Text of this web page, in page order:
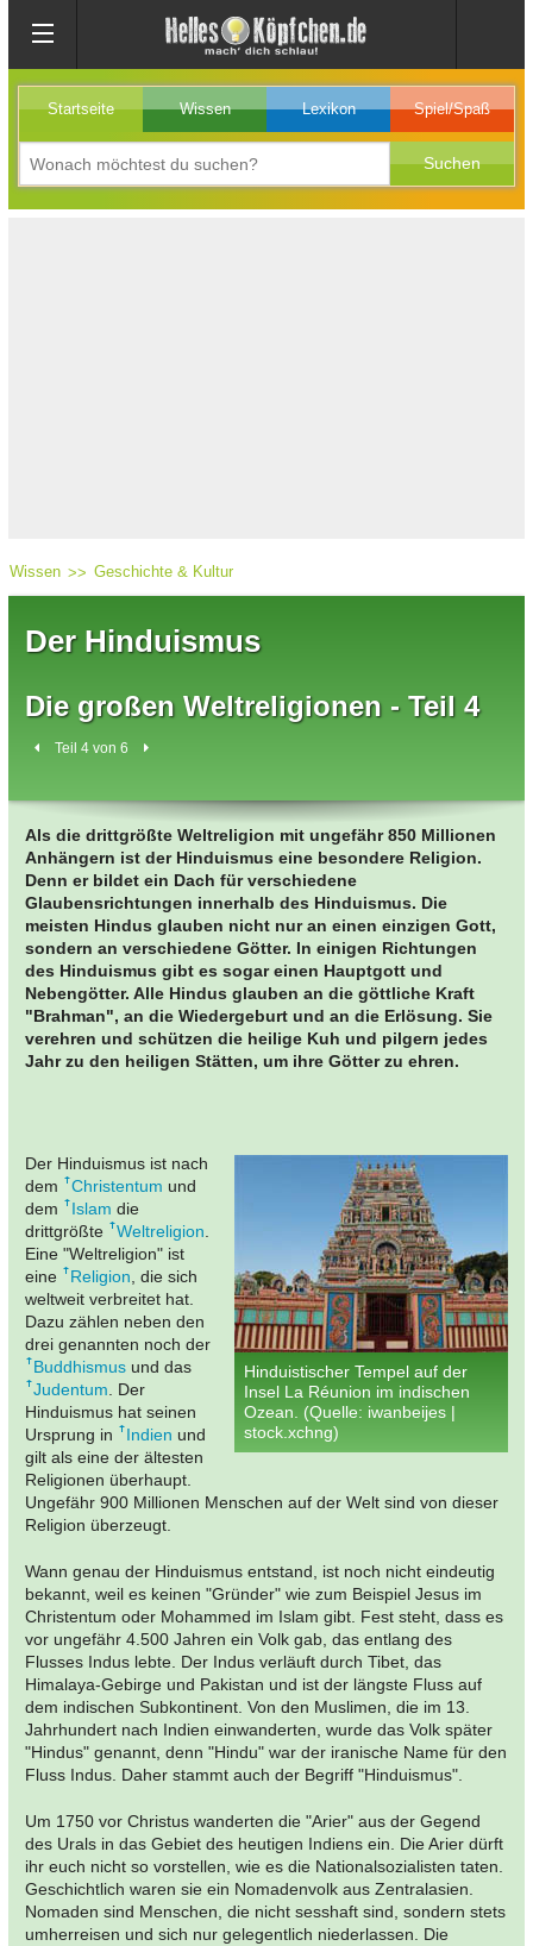
Startseite Wissen Lexikon Spiel/Spaß
Wissen Geschichte & Kultur
Der Hinduismus
Die großen Weltreligionen - Teil 4
Teil 4 von 6
Als die drittgrößte Weltreligion mit ungefähr 850 Millionen
Anhängern ist der Hinduismus eine besondere Religion.
Denn er bildet ein Dach für verschiedene
Glaubensrichtungen innerhalb des Hinduismus. Die
meisten Hindus glauben nicht nur an einen einzigen Gott,
sondern an verschiedene Götter. In einigen Richtungen
des Hinduismus gibt es sogar einen Hauptgott und
Nebengötter. Alle Hindus glauben an die göttliche Kraft
"Brahman", an die Wiedergeburt und an die Erlösung. Sie
verehren und schützen die heilige Kuh und pilgern jedes
Jahr zu den heiligen Stätten, um ihre Götter zu ehren.
Hinduistischer Tempel auf der
Insel La Réunion im indischen
Ozean. (Quelle: iwanbeijes |
stock.xchng)
Der Hinduismus ist nach
dem
Christentum und
dem
Islam die
drittgrößte
Weltreligion.
Eine "Weltreligion" ist
eine
Religion, die sich
weltweit verbreitet hat.
Dazu zählen neben den
drei genannten noch der
Buddhismus und das
Judentum. Der
Hinduismus hat seinen
Ursprung in
Indien und
gilt als eine der ältesten
Religionen überhaupt.
Ungefähr 900 Millionen Menschen auf der Welt sind von dieser
Religion überzeugt.
Wann genau der Hinduismus entstand, ist noch nicht eindeutig
bekannt, weil es keinen "Gründer" wie zum Beispiel Jesus im
Christentum oder Mohammed im Islam gibt. Fest steht, dass es
vor ungefähr 4.500 Jahren ein Volk gab, das entlang des
Flusses Indus lebte. Der Indus verläuft durch Tibet, das
Himalaya-Gebirge und Pakistan und ist der längste Fluss auf
dem indischen Subkontinent. Von den Muslimen, die im 13.
Jahrhundert nach Indien einwanderten, wurde das Volk später
"Hindus" genannt, denn "Hindu" war der iranische Name für den
Fluss Indus. Daher stammt auch der Begriff "Hinduismus".
Um 1750 vor Christus wanderten die "Arier" aus der Gegend
des Urals in das Gebiet des heutigen Indiens ein. Die Arier dürft
ihr euch nicht so vorstellen, wie es die Nationalsozialisten taten.
Geschichtlich waren sie ein Nomadenvolk aus Zentralasien.
Nomaden sind Menschen, die nicht sesshaft sind, sondern stets
umherreisen und sich nur gelegentlich niederlassen. Die